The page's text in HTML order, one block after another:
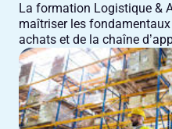
La formation Logistique &
maîtriser les
achats et de la chaîne